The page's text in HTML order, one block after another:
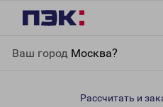
Ваш город Москва?
(Лебяжский р-н)
Рассчитать и